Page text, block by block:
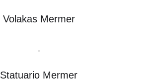
Volakas Mermer
Statuario Mermer